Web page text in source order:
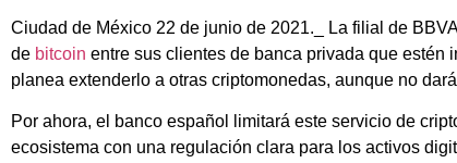
Ciudad de México 22 de junio de 2021._ La filial de
de bitcoin entre sus clientes de banca privada que
planea extenderlo a otras criptomonedas, aunque no
Por ahora, el banco español limitará este servicio de
ecosistema con una regulación clara para los activos